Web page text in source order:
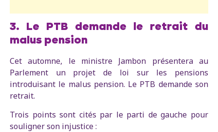
3. Le PTB demande le retrait du
malus pension
Cet automne, le ministre Jambon présentera au
Parlement un projet de loi sur les pensions
introduisant le malus pension. Le PTB demande son
retrait.
Trois points sont cités par le parti de gauche pour
souligner son injustice :